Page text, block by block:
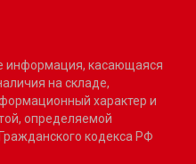
информация, касающаяся
на складе,
характер и
определяемой
кодекса РФ